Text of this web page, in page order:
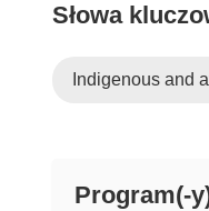
Słowa
Indigenous and
Program(-